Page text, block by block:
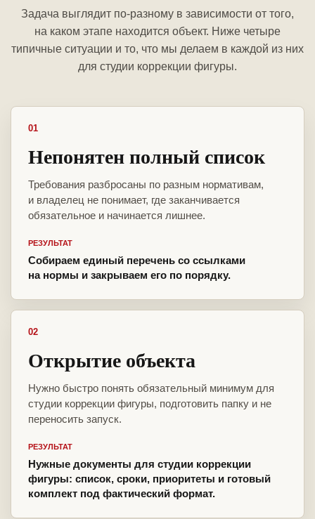
Задача выглядит по-разному в зависимости от того,
на каком этапе находится объект. Ниже четыре
типичные ситуации и то, что мы делаем в каждой из них
для студии коррекции фигуры.
01
Непонятен полный список
Требования разбросаны по разным нормативам,
и владелец не понимает, где заканчивается
обязательное и начинается лишнее.
РЕЗУЛЬТАТ
Собираем единый перечень со ссылками
на нормы и закрываем его по порядку.
02
Открытие объекта
Нужно быстро понять обязательный минимум для
студии коррекции фигуры, подготовить папку и не
переносить запуск.
РЕЗУЛЬТАТ
Нужные документы для студии коррекции
фигуры: список, сроки, приоритеты и готовый
комплект под фактический формат.